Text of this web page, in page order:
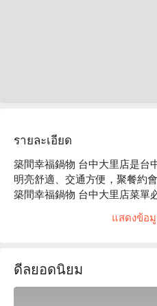
รายละเอียด
築間幸福鍋物 台中大里店是台
明亮舒適、交通方便，聚餐約會
築間幸福鍋物 台中大里店菜單
築間幸福鍋物 台中大里店推薦
แสดงข้อ
ดีลยอดนิยม